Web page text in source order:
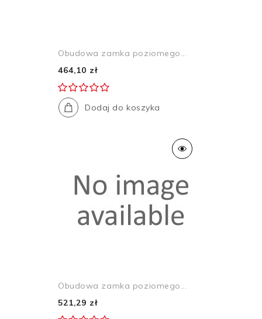
Obudowa zamka poziomego...
464,10 zł
Dodaj do koszyka
Obudowa zamka poziomego...
521,29 zł